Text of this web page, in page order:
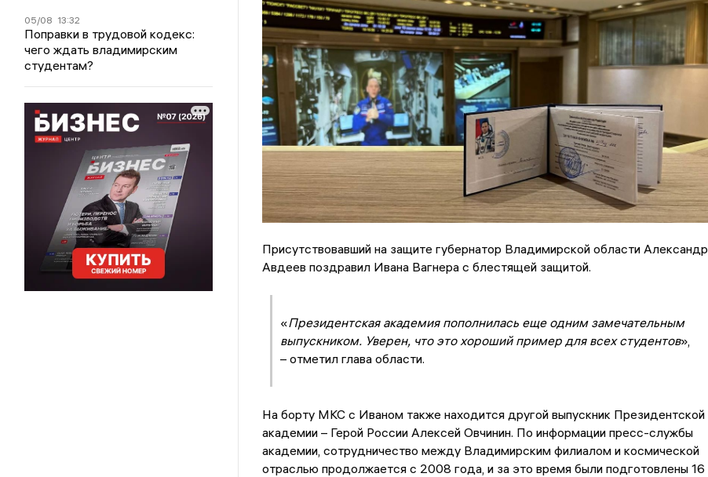
05/08 13:32
Поправки в трудовой кодекс:
чего ждать владимирским
студентам?
Присутствовавший на защите губернатор Владимирской области Александр
Авдеев поздравил Ивана Вагнера с блестящей защитой.
«Президентская академия пополнилась еще одним замечательным
выпускником. Уверен, что это хороший пример для всех студентов»,
– отметил глава области.
На борту МКС с Иваном также находится другой выпускник Президентской
академии – Герой России Алексей Овчинин. По информации пресс-службы
академии, сотрудничество между Владимирским филиалом и космической
отраслью продолжается с 2008 года, и за это время были подготовлены 16